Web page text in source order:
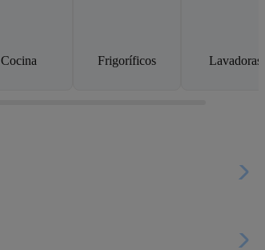
Cocina Frigoríficos Lavadoras